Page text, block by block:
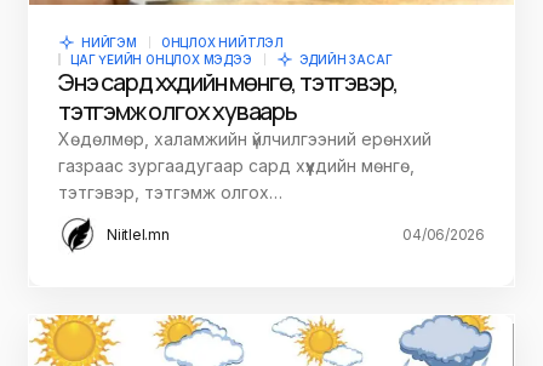
НИЙГЭМ
ОНЦЛОХ НИЙТЛЭЛ
ЦАГ ҮЕИЙН ОНЦЛОХ МЭДЭЭ
ЭДИЙН ЗАСАГ
Энэ сард хүүхдийн мөнгө, тэтгэвэр,
тэтгэмж олгох хуваарь
Хөдөлмөр, халамжийн үйлчилгээний ерөнхий
газраас зургаадугаар сард хүүхдийн мөнгө,
тэтгэвэр, тэтгэмж олгох…
Niitlel.mn 04/06/2026